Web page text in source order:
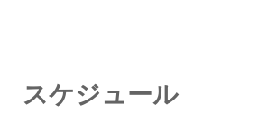
スケジュール